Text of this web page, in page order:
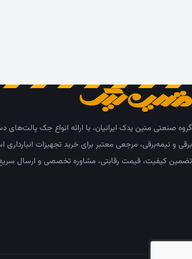
گروه صنعتی متین یدک ایرانیان، با ارائه انواع جک پالت‌های
برقی و نیمه‌برقی، مرجعی معتبر برای خرید تجهیزات انبارداری
تضمین کیفیت، قیمت رقابتی، مشاوره تخصصی و ارسال